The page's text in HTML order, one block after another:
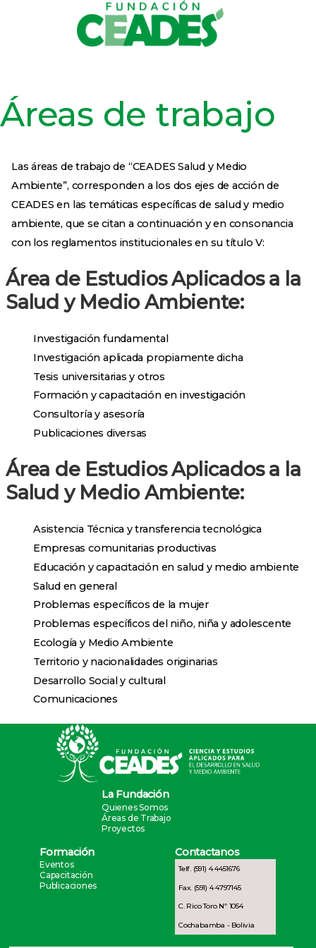
Áreas de trabajo
Las áreas de trabajo de “CEADES Salud y Medio
Ambiente”, corresponden a los dos ejes de acción de
CEADES en las temáticas específicas de salud y medio
ambiente, que se citan a continuación y en consonancia
con los reglamentos institucionales en su título V:
Área de Estudios Aplicados a la
Salud y Medio Ambiente:
Investigación fundamental
Investigación aplicada propiamente dicha
Tesis universitarias y otros
Formación y capacitación en investigación
Consultoría y asesoría
Publicaciones diversas
Área de Estudios Aplicados a la
Salud y Medio Ambiente:
Asistencia Técnica y transferencia tecnológica
Empresas comunitarias productivas
Educación y capacitación en salud y medio ambiente
Salud en general
Problemas específicos de la mujer
Problemas específicos del niño, niña y adolescente
Ecología y Medio Ambiente
Territorio y nacionalidades originarias
Desarrollo Social y cultural
Comunicaciones
La Fundación
Quienes Somos
Áreas de Trabajo
Proyectos
Formación
Eventos
Capacitación
Publicaciones
Contactanos
Telf. (591) 4 4451676
Fax. (591) 4 4797145
C. Rico Toro Nº 1054
Cochabamba - Bolivia